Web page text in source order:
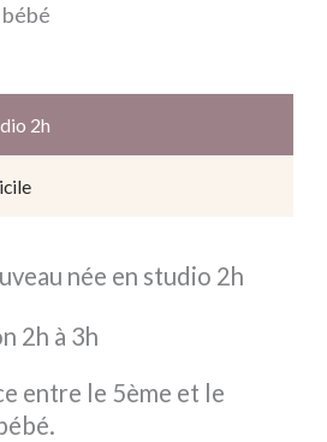
2h
née en studio 2h
2h à 3h
entre le 5ème et le